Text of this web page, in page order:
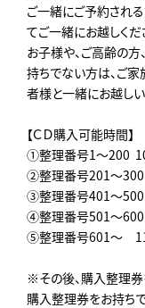
ご一緒にご予約され
てご一緒にお越しくだ
お子様や、ご高齢の
持ちでない方は、ご
者様と一緒にお越しい
【ＣＤ購入可能時間】
①整理番号1～200
②整理番号201～
③整理番号401～
④整理番号501～
⑤整理番号601～
※その後、購入整理券
購入整理券をお持ち